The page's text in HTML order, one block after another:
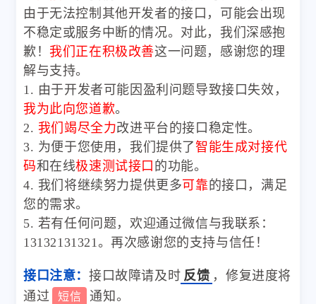
由于无法控制其他开发者的接口，可能会出现
不稳定或服务中断的情况。对此，我们深感抱
歉！ 我们正在积极改善这一问题，感谢您的理
解与支持。
1. 由于开发者可能因盈利问题导致接口失效，
我为此向您道歉。
2. 我们竭尽全力改进平台的接口稳定性。
3. 为便于您使用，我们提供了智能生成对接代
码和在线极速测试接口 的功能。
4. 我们将继续努力提供更多可靠的接口，满足
您的需求。
5. 若有任何问题，欢迎通过微信与我联系：
13132131321。再次感谢您的支持与信任！
接口注意： 接口故障请及时 反馈 ，修复进度将
通过
短信 通知。